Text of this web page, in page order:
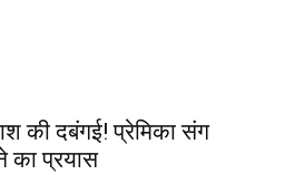
की दबंगई! प्रेमिका संग
का प्रयास